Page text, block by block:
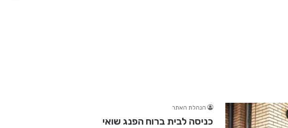
הנהלת האתר
כניסה לבית ברוח הפנג שואי